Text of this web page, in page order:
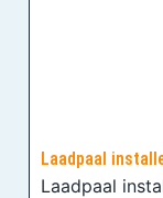
Laadpaal
Laadpaal